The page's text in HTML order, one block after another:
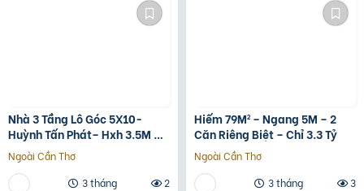
Nhà 3 Tầng Lô Góc 5X10-
Huỳnh Tấn Phát– Hxh 3.5M –
Kinh Doanh Tốt – Shr Hoàn
Công Đủ- Giá 3 Tỷ Hơn.
Ngoài Cần Thơ
3 tháng
2
Hiếm 79M² – Ngang 5M – 2
Căn Riêng Biệt – Chỉ 3.3 Tỷ
Ngoài Cần Thơ
3 tháng
3